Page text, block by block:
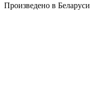
Произведено в Беларуси